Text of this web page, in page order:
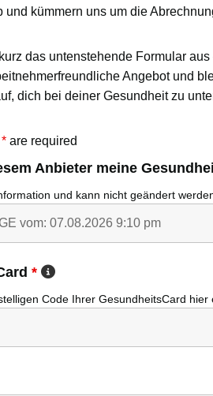
und kümmern uns um die
das untenstehende Formular
Angebot und
dich bei deiner Gesundheit zu
* are required
Anbieter meine
und kann nicht geändert
*
Code Ihrer GesundheitsCard hier